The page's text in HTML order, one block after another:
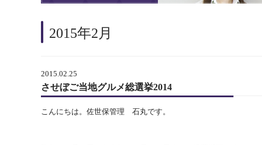
2015年2月
2015.02.25
させぼご当地グルメ総選挙2014
こんにちは。佐世保管理 石丸です。